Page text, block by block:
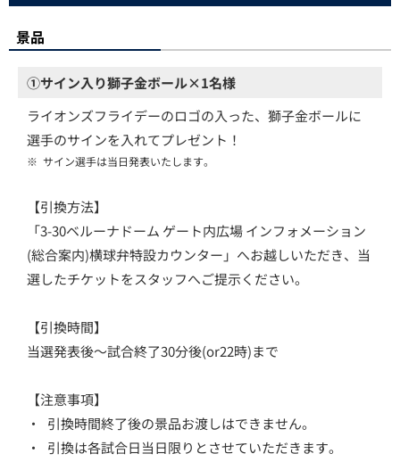
景品
①サイン入り獅子金ボール×1名様
ライオンズフライデーのロゴの入った、獅子金ボールに
選手のサインを入れてプレゼント！
※ サイン選手は当日発表いたします。
【引換方法】
「3-30ベルーナドーム ゲート内広場 インフォメーション
(総合案内)横球弁特設カウンター」へお越しいただき、当
選したチケットをスタッフへご提示ください。
【引換時間】
当選発表後～試合終了30分後(or22時)まで
【注意事項】
・
引換時間終了後の景品お渡しはできません。
・
引換は各試合日当日限りとさせていただきます。